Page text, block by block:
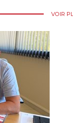
VOIR